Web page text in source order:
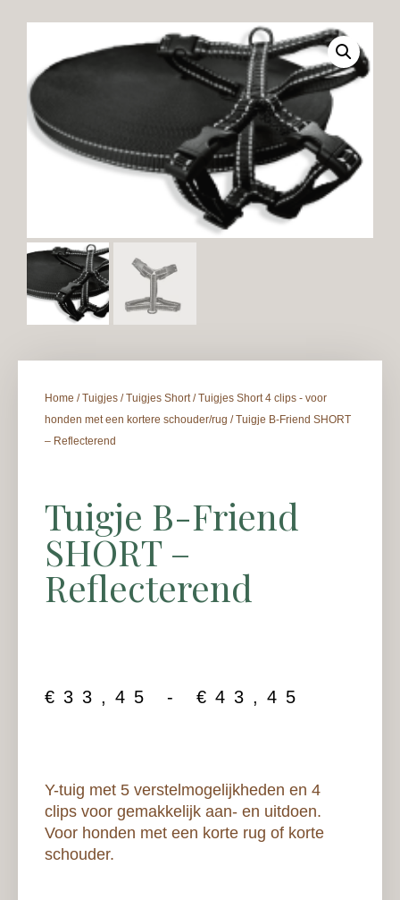
Home /Tuigjes /Tuigjes Short /Tuigjes Short 4 clips - voor
honden met een kortere schouder/rug / Tuigje B-Friend SHORT
– Reflecterend
Tuigje B-Friend
SHORT –
Reflecterend
€ 33,45 - € 43,45
Y-tuig met 5 verstelmogelijkheden en 4
clips voor gemakkelijk aan- en uitdoen.
Voor honden met een korte rug of korte
schouder.